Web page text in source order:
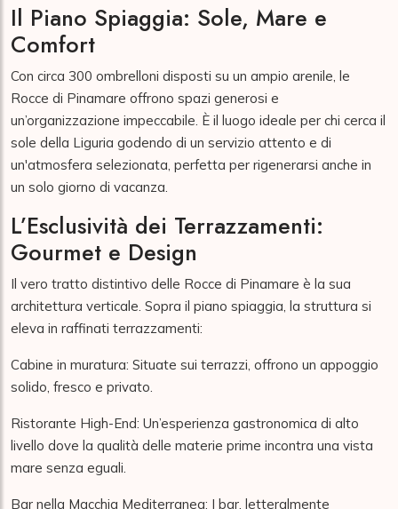
Il Piano Spiaggia: Sole, Mare e
Comfort
Con circa 300 ombrelloni disposti su un ampio arenile, le
Rocce di Pinamare offrono spazi generosi e
un’organizzazione impeccabile. È il luogo ideale per chi cerca il
sole della Liguria godendo di un servizio attento e di
un'atmosfera selezionata, perfetta per rigenerarsi anche in
un solo giorno di vacanza.
L’Esclusività dei Terrazzamenti:
Gourmet e Design
Il vero tratto distintivo delle Rocce di Pinamare è la sua
architettura verticale. Sopra il piano spiaggia, la struttura si
eleva in raffinati terrazzamenti:
Cabine in muratura: Situate sui terrazzi, offrono un appoggio
solido, fresco e privato.
Ristorante High-End: Un’esperienza gastronomica di alto
livello dove la qualità delle materie prime incontra una vista
mare senza eguali.
Bar nella Macchia Mediterranea: I bar, letteralmente